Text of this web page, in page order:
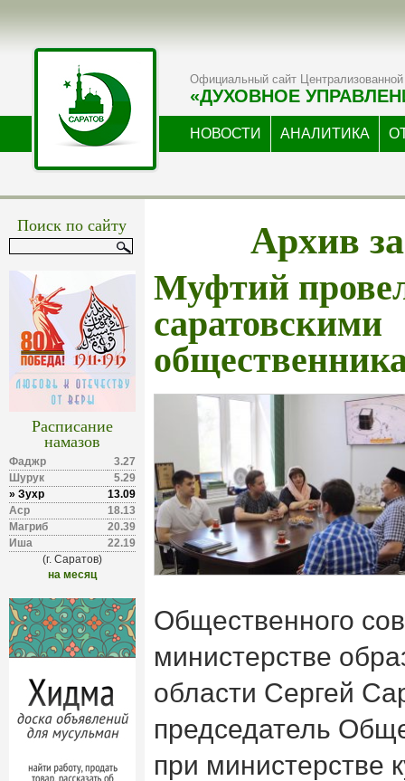
Официальный сайт Централизованной
«ДУХОВНОЕ
НОВОСТИ АНАЛИТИКА
Поиск по сайту
Расписание
намазов
Фаджр
3.27
Шурук
5.29
» Зухр
13.09
Аср
18.13
Магриб
20.39
Иша
22.19
(г. Саратов)
на месяц
Архив
Муфтий
саратовскими
Общественного
министерстве
области Сергей
председатель
при министерстве